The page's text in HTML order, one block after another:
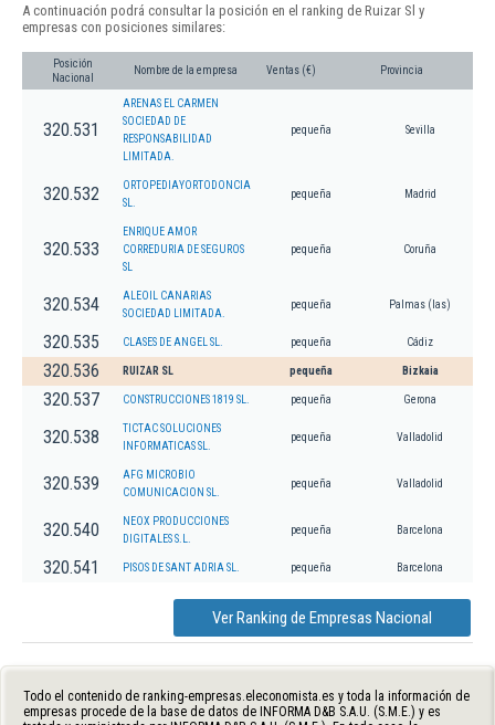
A continuación podrá consultar la posición en el ranking de Ruizar Sl y
empresas con posiciones similares:
Posición
Nacional
Nombre de la empresa Ventas (€) Provincia
320.531
ARENAS EL CARMEN
SOCIEDAD DE
RESPONSABILIDAD
LIMITADA.
pequeña Sevilla
320.532
ORTOPEDIAYORTODONCIA
SL.
pequeña Madrid
320.533
ENRIQUE AMOR
CORREDURIA DE SEGUROS
SL
pequeña Coruña
320.534
ALEOIL CANARIAS
SOCIEDAD LIMITADA.
pequeña Palmas (las)
320.535 CLASES DE ANGEL SL. pequeña Cádiz
320.536 RUIZAR SL pequeña Bizkaia
320.537 CONSTRUCCIONES 1819 SL. pequeña Gerona
320.538
TICTAC SOLUCIONES
INFORMATICAS SL.
pequeña Valladolid
320.539
AFG MICROBIO
COMUNICACION SL.
pequeña Valladolid
320.540
NEOX PRODUCCIONES
DIGITALES S.L.
pequeña Barcelona
320.541 PISOS DE SANT ADRIA SL. pequeña Barcelona
Ver Ranking de Empresas Nacional
Todo el contenido de ranking-empresas.eleconomista.es y toda la información de
empresas procede de la base de datos de INFORMA D&B S.A.U. (S.M.E.) y es